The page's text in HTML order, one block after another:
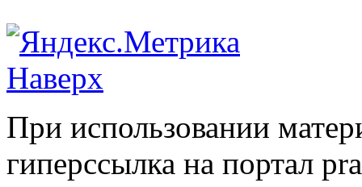
Наверх
При использовании
гиперссылка на портал